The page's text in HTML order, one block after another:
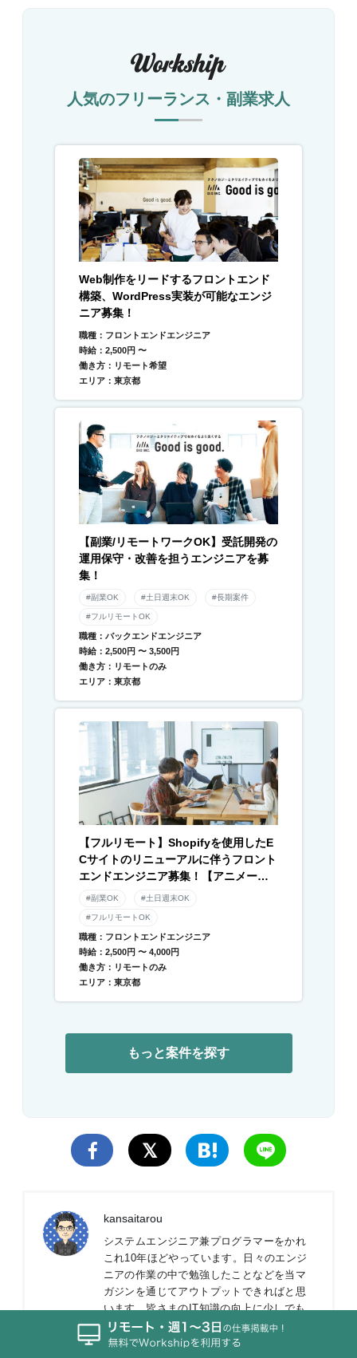
人気のフリーランス・副業求人
Web制作をリードするフロントエンド
構築、WordPress実装が可能なエンジ
ニア募集！
職種：フロントエンドエンジニア
時給：2,500円 〜
働き方：リモート希望
エリア：東京都
【副業/リモートワークOK】受託開発の
運用保守・改善を担うエンジニアを募
集！
#副業OK #土日週末OK #長期案件
#フルリモートOK
職種：バックエンドエンジニア
時給：2,500円 〜 3,500円
働き方：リモートのみ
エリア：東京都
【フルリモート】Shopifyを使用したE
Cサイトのリニューアルに伴うフロント
エンドエンジニア募集！【アニメーシ
ョン】
#副業OK #土日週末OK
#フルリモートOK
職種：フロントエンドエンジニア
時給：2,500円 〜 4,000円
働き方：リモートのみ
エリア：東京都
もっと案件を探す
kansaitarou
システムエンジニア兼プログラマーをかれ
これ10年ほどやっています。日々のエンジ
ニアの作業の中で勉強したことなどを当マ
ガジンを通じてアウトプットできればと思
います。皆さまのIT知識の向上に少しでも
お役に立てれば幸いです。よろしくお願い
します。